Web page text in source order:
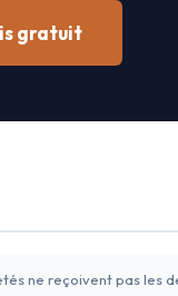
gratuit
ne reçoivent pas les